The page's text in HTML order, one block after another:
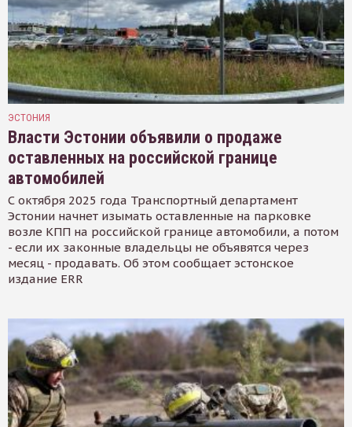
ЭСТОНИЯ
Власти Эстонии объявили о продаже
оставленных на российской границе
автомобилей
С октября 2025 года Транспортный департамент
Эстонии начнет изымать оставленные на парковке
возле КПП на российской границе автомобили, а потом
- если их законные владельцы не объявятся через
месяц - продавать. Об этом сообщает эстонское
издание ERR